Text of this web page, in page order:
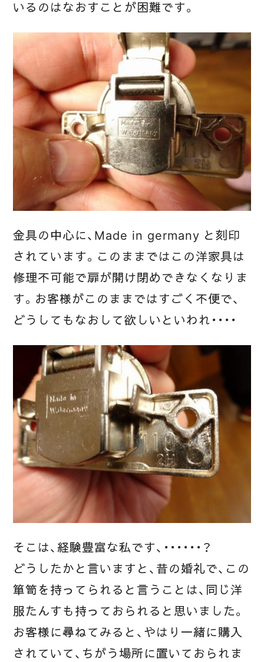
いるのはなおすことが困難です。
金具の中心に、Made in germany と刻印
されています。このままではこの洋家具は
修理不可能で扉が開け閉めできなくなりま
す。お客様がこのままではすごく不便で、
どうしてもなおして欲しいといわれ・・・・
そこは、経験豊富な私です、・・・・・・？
どうしたかと言いますと、昔の婚礼で、この
箪笥を持ってられると言うことは、同じ洋
服たんすも持っておられると思いました。
お客様に尋ねてみると、やはり一緒に購入
されていて、ちがう場所に置いておられま